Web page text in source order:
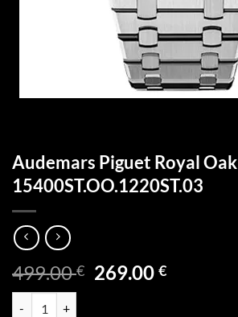
Audemars Piguet Royal Oak
15400ST.OO.1220ST.03
499.00€ Ursprünglicher
269.00€Aktueller